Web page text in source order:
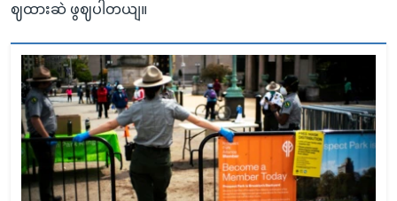
ဈထားဆဲ ဖွဈပါတယျ။